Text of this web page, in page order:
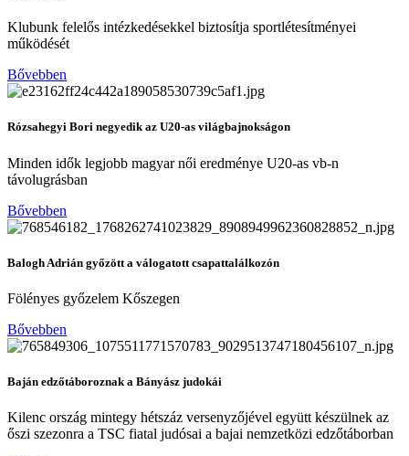
Klubunk felelős intézkedésekkel biztosítja sportlétesítményei
működését
Bővebben
Rózsahegyi Bori negyedik az U20-as világbajnokságon
Minden idők legjobb magyar női eredménye U20-as vb-n
távolugrásban
Bővebben
Balogh Adrián győzött a válogatott csapattalálkozón
Fölényes győzelem Kőszegen
Bővebben
Baján edzőtáboroznak a Bányász judokái
Kilenc ország mintegy hétszáz versenyzőjével együtt készülnek az
őszi szezonra a TSC fiatal judósai a bajai nemzetközi edzőtáborban